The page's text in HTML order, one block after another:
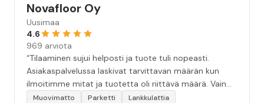
Novafloor Oy
Uusimaa
4.6
969 arviota
“Tilaaminen sujui helposti ja tuote tuli nopeasti.
Asiakaspalvelussa laskivat tarvittavan määrän kun
ilmoitimme mitat ja tuotetta oli riittävä määrä. Vain
yhdessä tuotteessa oli laatuvirhe. Asennus sujui melko
Muovimatto Parketti
Lankkulattia